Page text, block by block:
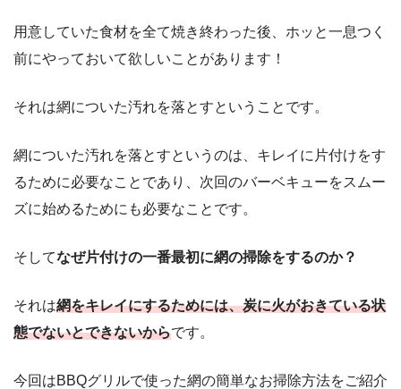
用意していた食材を全て焼き終わった後、ホッと一息つく
前にやっておいて欲しいことがあります！
それは網についた汚れを落とすということです。
網についた汚れを落とすというのは、キレイに片付けをす
るために必要なことであり、次回のバーベキューをスムー
ズに始めるためにも必要なことです。
そしてなぜ片付けの一番最初に網の掃除をするのか？
それは網をキレイにするためには、炭に火がおきている状
態でないとできないからです。
今回はBBQグリルで使った網の簡単なお掃除方法をご紹介